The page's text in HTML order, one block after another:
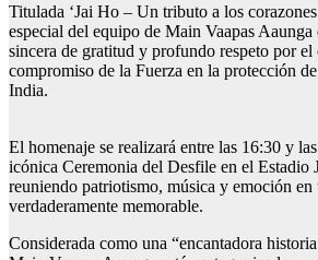
Titulada ‘Jai Ho – Un tributo a los
especial del equipo de Main Vaapas Aaunga
sincera de gratitud y profundo respeto por
compromiso de la Fuerza en la protección
India.
El homenaje se realizará entre las 16:30 y
icónica Ceremonia del Desfile en el Estadio
reuniendo patriotismo, música y emoción en
verdaderamente memorable.
Considerada como una “encantadora